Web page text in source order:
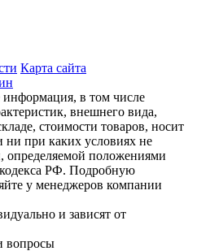
Карта сайта
информация, в том числе
внешнего вида,
стоимости товаров, носит
при каких условиях не
определяемой положениями
РФ. Подробную
у менеджеров компании
и зависят от
вопросы